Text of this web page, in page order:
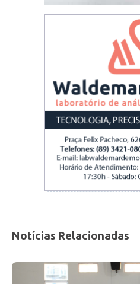
Notícias Relacionadas